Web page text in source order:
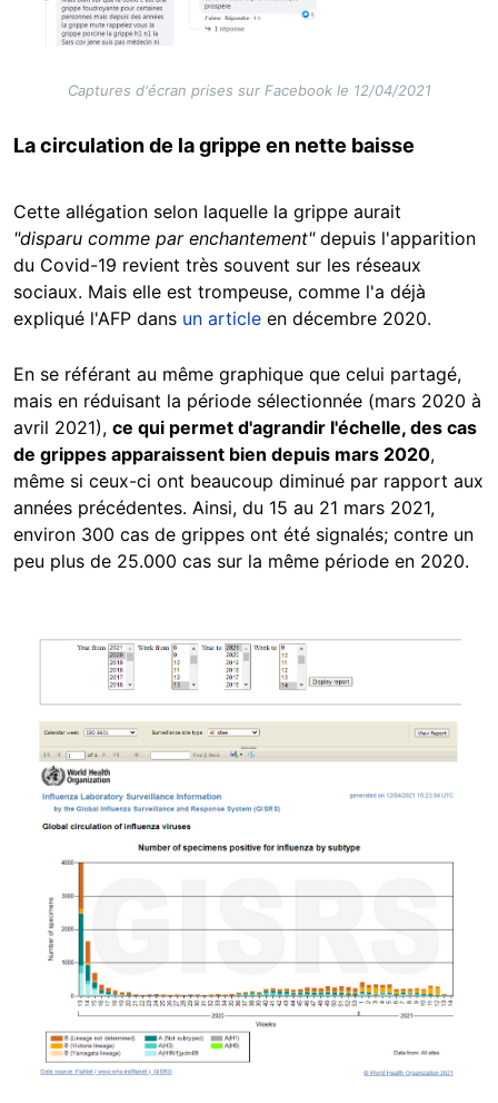
Captures d'écran prises sur Facebook le 12/04/2021
La circulation de la grippe en nette baisse
Cette allégation selon laquelle la grippe aurait
"disparu comme par enchantement" depuis l'apparition
du Covid-19 revient très souvent sur les réseaux
sociaux. Mais elle est trompeuse, comme l'a déjà
expliqué l'AFP dans un article en décembre 2020.
En se référant au même graphique que celui partagé,
mais en réduisant la période sélectionnée (mars 2020 à
avril 2021), ce qui permet d'agrandir l'échelle, des cas
de grippes apparaissent bien depuis mars 2020,
même si ceux-ci ont beaucoup diminué par rapport aux
années précédentes. Ainsi, du 15 au 21 mars 2021,
environ 300 cas de grippes ont été signalés; contre un
peu plus de 25.000 cas sur la même période en 2020.
Image